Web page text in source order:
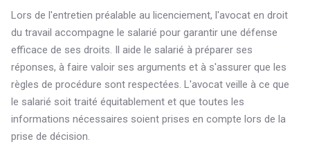
Lors de l'entretien préalable au licenciement, l'avocat en droit
du travail accompagne le salarié pour garantir une défense
efficace de ses droits. Il aide le salarié à préparer ses
réponses, à faire valoir ses arguments et à s'assurer que les
règles de procédure sont respectées. L'avocat veille à ce que
le salarié soit traité équitablement et que toutes les
informations nécessaires soient prises en compte lors de la
prise de décision.